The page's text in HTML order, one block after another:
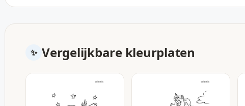
Vergelijkbare kleurplaten